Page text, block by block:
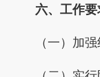
六、工作
（一）加